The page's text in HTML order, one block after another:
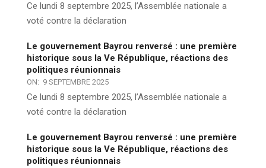
Ce lundi 8 septembre 2025, l’Assemblée nationale a
voté contre la déclaration
Le gouvernement Bayrou renversé : une première
historique sous la Ve République, réactions des
politiques réunionnais
ON: 9 SEPTEMBRE 2025
Ce lundi 8 septembre 2025, l’Assemblée nationale a
voté contre la déclaration
Le gouvernement Bayrou renversé : une première
historique sous la Ve République, réactions des
politiques réunionnais